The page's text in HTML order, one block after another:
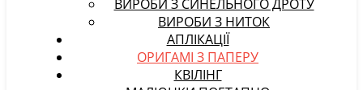
ВИРОБИ З СИНЕЛЬНОГО ДРОТУ
ВИРОБИ З НИТОК
АПЛІКАЦІЇ
ОРИГАМІ З ПАПЕРУ
КВІЛІНГ